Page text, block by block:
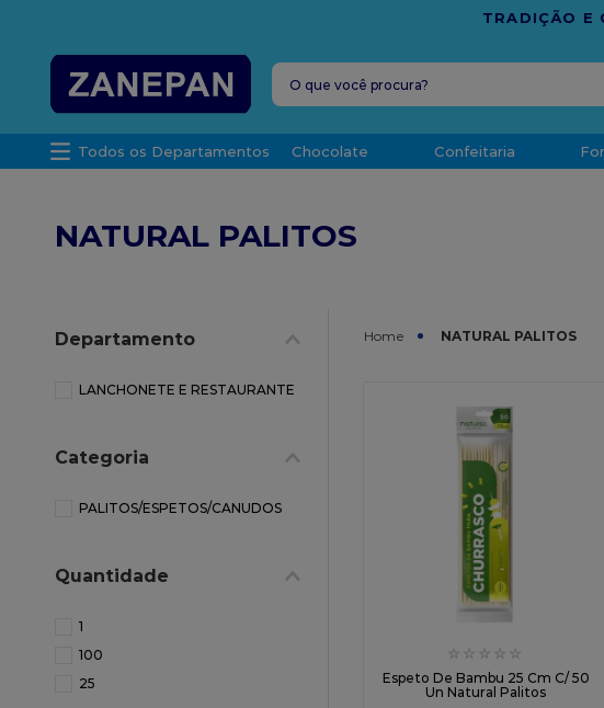
FRETE GRÁTISEM
O que você procura?
Todos os Departamentos Chocolate Confeitaria
NATURAL PALITOS
Departamento
LANCHONETE E RESTAURANTE
Categoria
PALITOS/ESPETOS/CANUDOS
Quantidade
1
100
25
NATURAL PALITOS
☆ ☆ ☆ ☆ ☆
Espeto De Bambu 25 Cm C/ 50
Un Natural Palitos
leite condensado
sacola
caixa kraft
chocolate